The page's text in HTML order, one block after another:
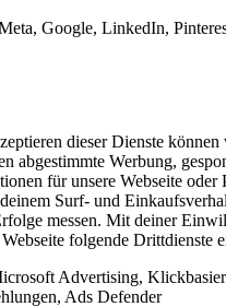
Google, LinkedIn,
dieser Dienste
abgestimmte Werbung,
für unsere Webseite oder
Surf- und
messen. Mit deiner
folgende Drittdienste
Advertising,
Ads Defender